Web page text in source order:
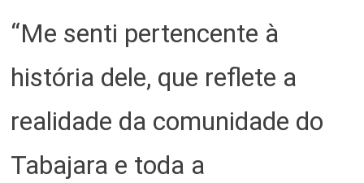
“Me senti pertencente à
história dele, que reflete a
realidade da comunidade do
Tabajara e toda a